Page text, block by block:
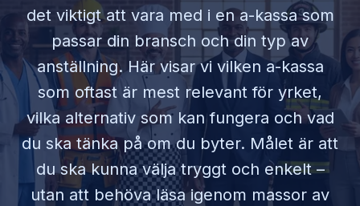
det viktigt att vara med i en a-kassa som
passar din bransch och din typ av
anställning. Här visar vi vilken a-kassa
som oftast är mest relevant för yrket,
vilka alternativ som kan fungera och vad
du ska tänka på om du byter. Målet är att
du ska kunna välja tryggt och enkelt –
utan att behöva läsa igenom massor av